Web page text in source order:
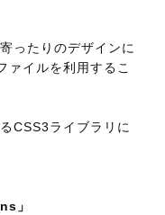
ったりのデザインに
ァイルを利用するこ
CSS3ライブラリに
」